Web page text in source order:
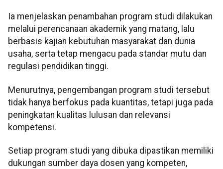
Ia menjelaskan penambahan program studi dilakukan
melalui perencanaan akademik yang matang, lalu
berbasis kajian kebutuhan masyarakat dan dunia
usaha, serta tetap mengacu pada standar mutu dan
regulasi pendidikan tinggi.
Menurutnya, pengembangan program studi tersebut
tidak hanya berfokus pada kuantitas, tetapi juga pada
peningkatan kualitas lulusan dan relevansi
kompetensi.
Setiap program studi yang dibuka dipastikan memiliki
dukungan sumber daya dosen yang kompeten,